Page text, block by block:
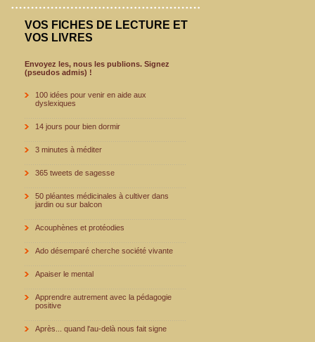
VOS FICHES DE LECTURE ET
VOS LIVRES
Envoyez les, nous les publions. Signez
(pseudos admis) !
100 idées pour venir en aide aux
dyslexiques
14 jours pour bien dormir
3 minutes à méditer
365 tweets de sagesse
50 pléantes médicinales à cultiver dans
jardin ou sur balcon
Acouphènes et protéodies
Ado désemparé cherche société vivante
Apaiser le mental
Apprendre autrement avec la pédagogie
positive
Après... quand l'au-delà nous fait signe